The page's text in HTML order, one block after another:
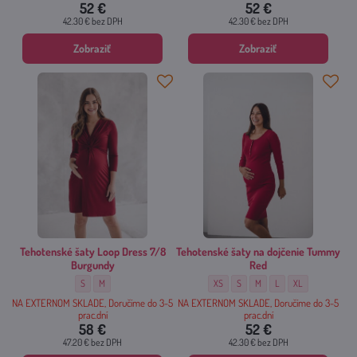
52 €
42.30 €bez DPH
Zobraziť
52 €
42.30 €bez DPH
Zobraziť
Tehotenské šaty Loop Dress 7/8
Burgundy
Tehotenské šaty Loop Dress 7/8 Burgundy - Veľkosť:
S Tehotenské šaty Loop Dress 7/8 Burgundy - Veľkosť:
M
NA EXTERNOM SKLADE, Doručíme do 3-5
prac.dní
58 €
47.20 €bez DPH
Tehotenské šaty na dojčenie Tummy
Red
Tehotenské šaty na dojčenie Tummy
XS Tehotenské šaty na dojčenie
S Tehotenské šaty na
M Tehotenské šaty na
L Tehotenské šaty
XL
NA EXTERNOM SKLADE, Doručíme do 3-5
prac.dní
52 €
42.30 €bez DPH